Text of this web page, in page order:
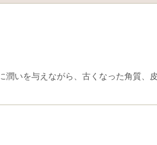
いを与えながら、古くなった角質、